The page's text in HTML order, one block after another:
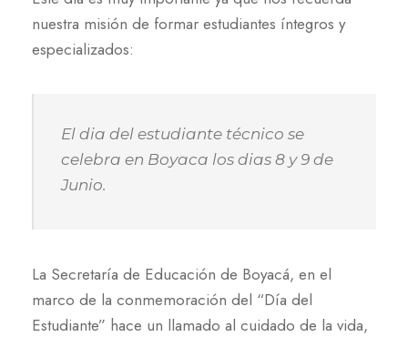
nuestra misión de formar estudiantes íntegros y
especializados:
El dia del estudiante técnico se
celebra en Boyaca los dias 8 y 9 de
Junio.
La Secretaría de Educación de Boyacá, en el
marco de la conmemoración del “Día del
Estudiante” hace un llamado al cuidado de la vida,